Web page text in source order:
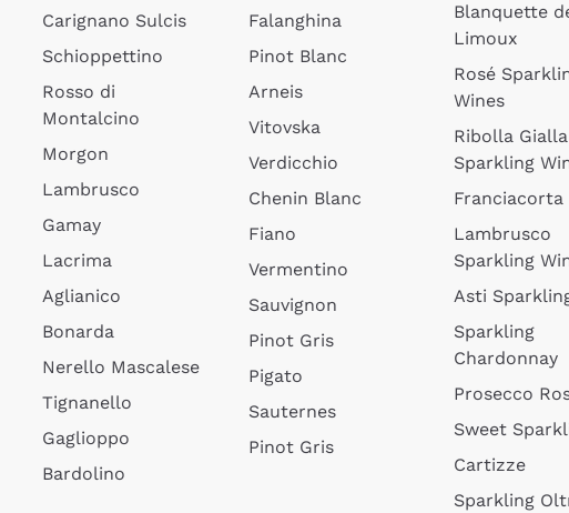
Carignano Sulcis
Schioppettino
Rosso di
Montalcino
Morgon
Lambrusco
Gamay
Lacrima
Aglianico
Bonarda
Nerello Mascalese
Tignanello
Gaglioppo
Bardolino
Falanghina
Pinot Blanc
Arneis
Vitovska
Verdicchio
Chenin Blanc
Fiano
Vermentino
Sauvignon
Pinot Gris
Pigato
Sauternes
Pinot Gris
Blanquette
Limoux
Rosé
Wines
Ribolla Gialla
Sparkling
Franciacorta
Lambrusco
Sparkling
Asti
Sparkling
Chardonnay
Prosecco
Sweet
Cartizze
Sparkling